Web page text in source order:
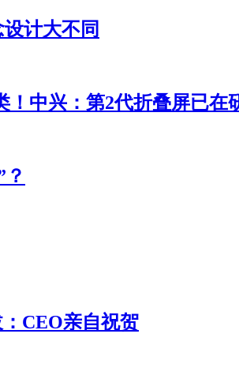
计大不同
！中兴：第2代折叠屏已在
CEO亲自祝贺